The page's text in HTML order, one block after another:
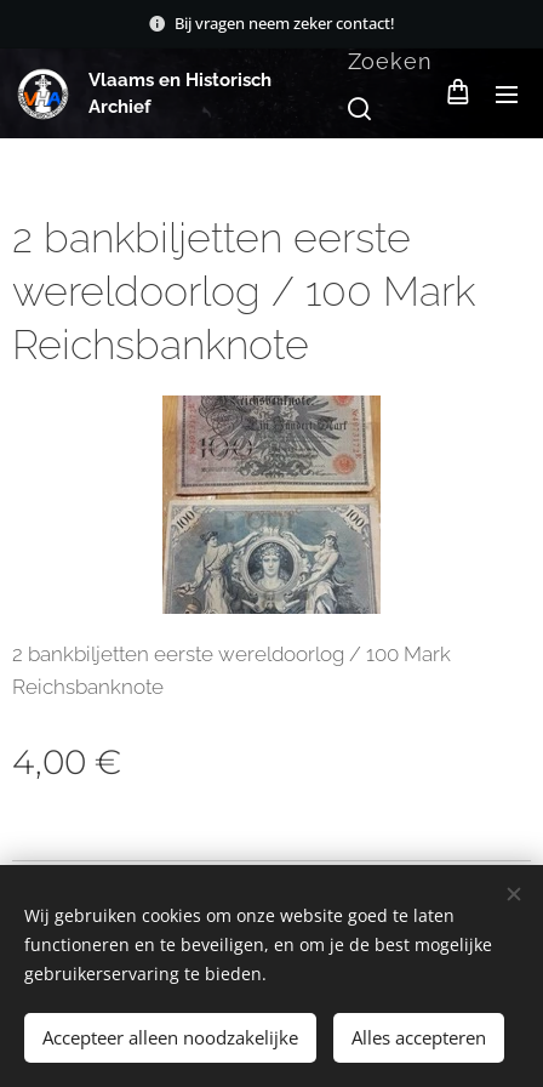
Bij vragen neem zeker contact!
Vlaams en Historisch
Archief
Zoeken
2 bankbiljetten eerste
wereldoorlog / 100 Mark
Reichsbanknote
2 bankbiljetten eerste wereldoorlog / 100 Mark
Reichsbanknote
4,00 €
Toevoegen aan de winkelwagen
Cookies
Wij gebruiken cookies om onze website goed te laten
functioneren en te beveiligen, en om je de best mogelijke
gebruikerservaring te bieden.
Accepteer alleen noodzakelijke Alles accepteren